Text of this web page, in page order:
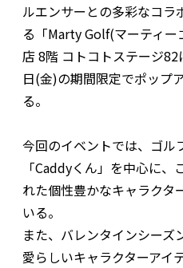
ルエンサーとの多彩なコラ
る「Marty Golf(マーティ
店 8階 コトコトステージ
日(金)の期間限定でポップ
る。
今回のイベントでは、ゴル
「Caddyくん」を中心に
れた個性豊かなキャラクタ
いる。
また、バレンタインシー
愛らしいキャラクターアイ